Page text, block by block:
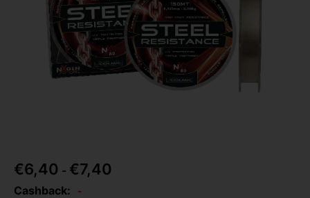
€6,40 - €7,40
Cashback: -